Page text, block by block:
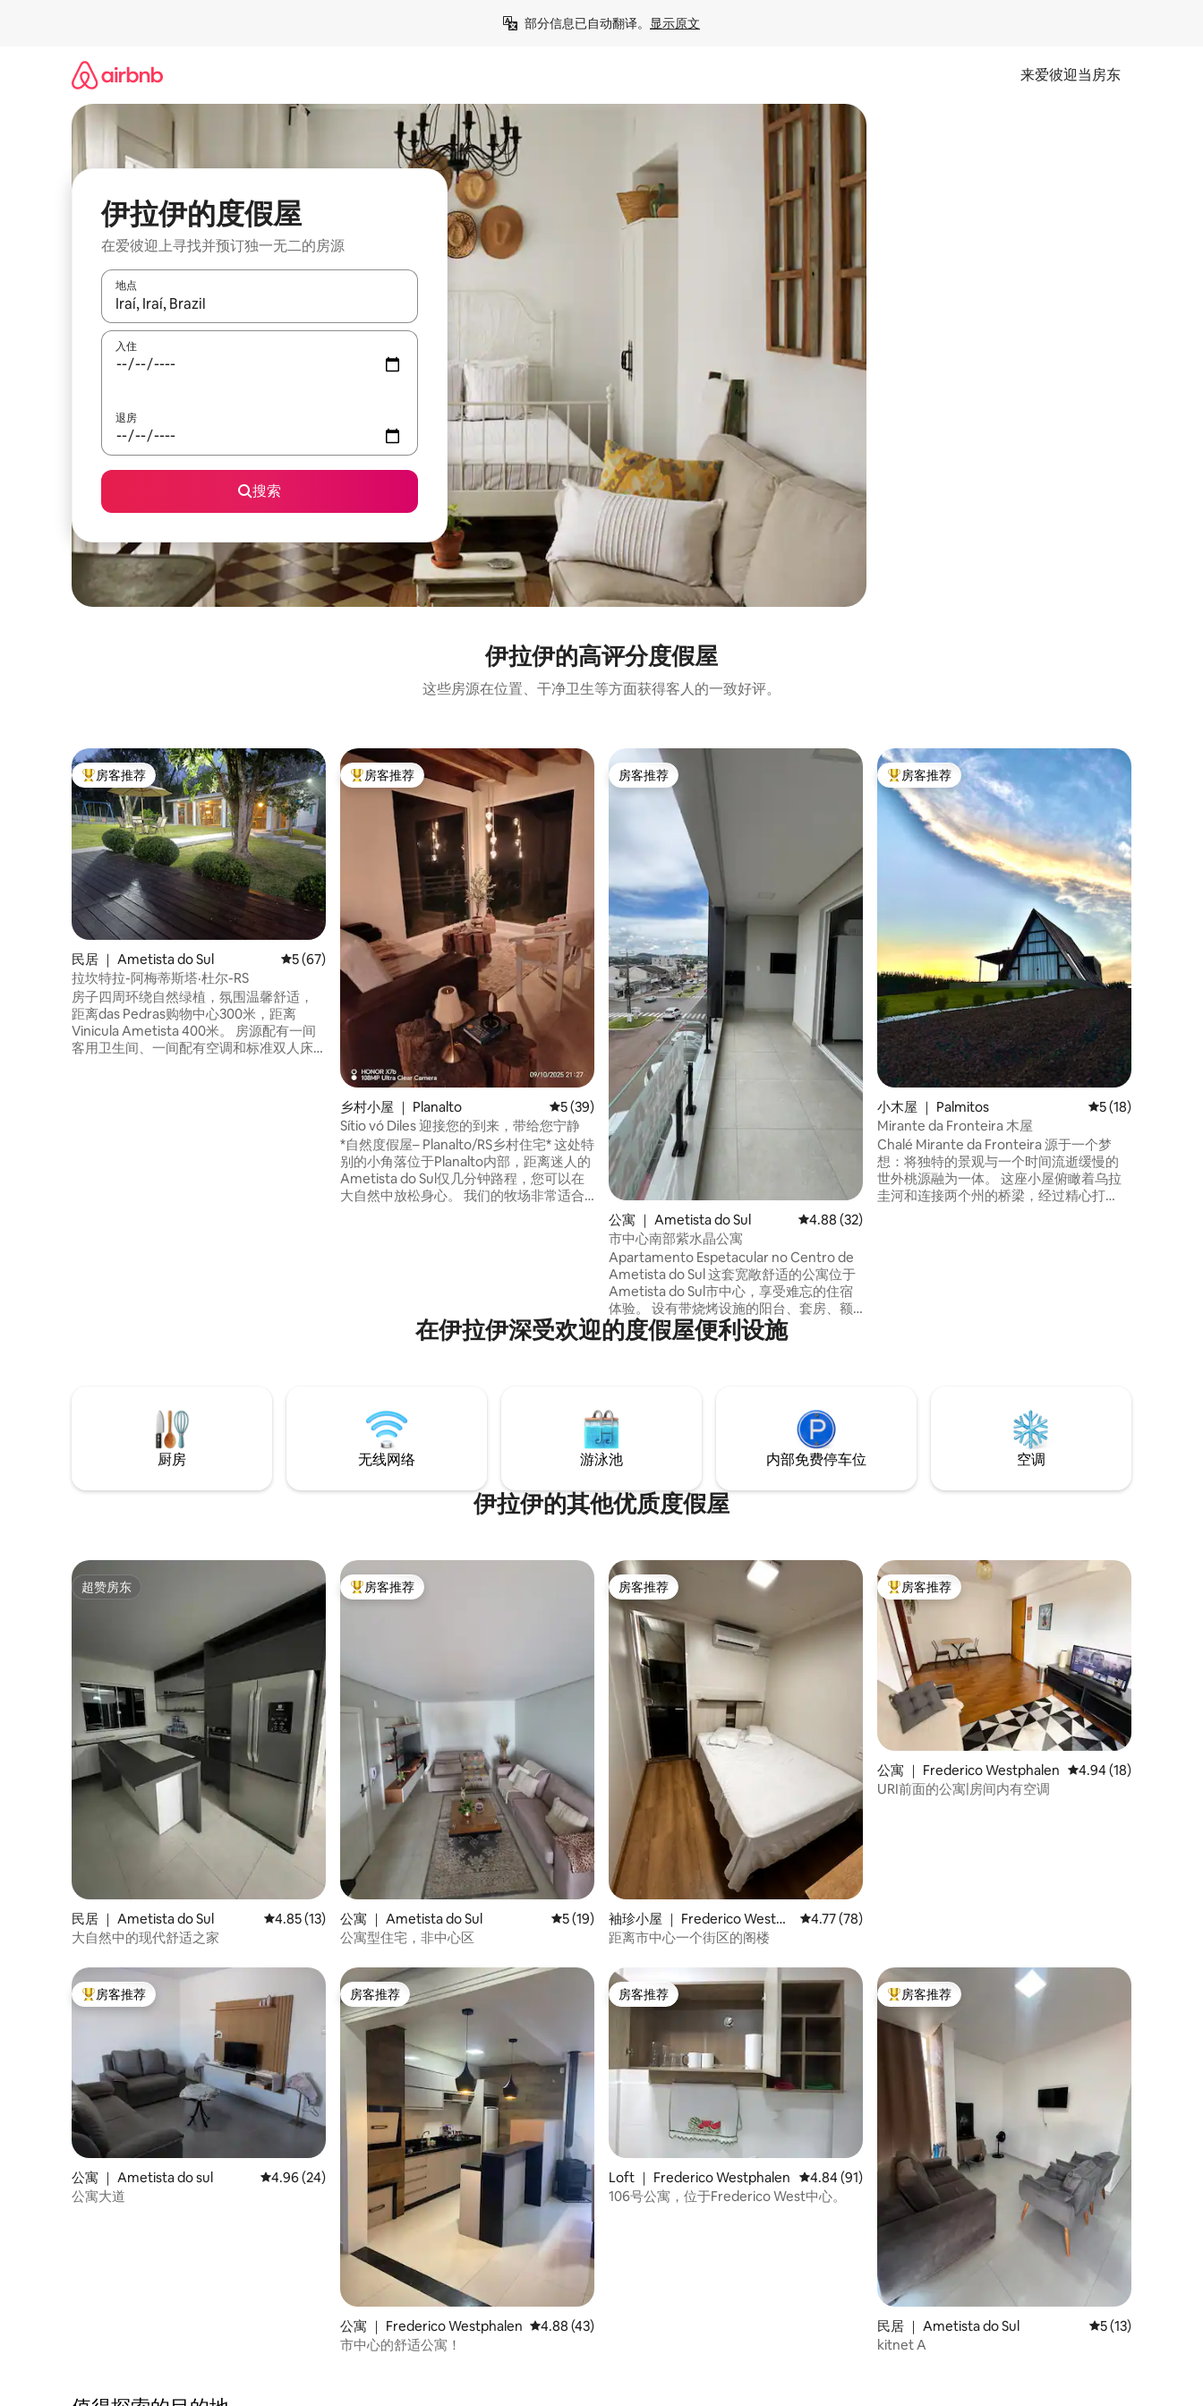
部分信息已自动翻译。 显示原文
来爱彼迎当房东
伊拉伊的度假屋
在爱彼迎上寻找并预订独一无二的房源
地点
如有搜索结果，请使用上下方向键查看，或通过点击或滑动手势浏览。
入住
退房
搜索
伊拉伊的高评分度假屋
这些房源在位置、干净卫生等方面获得客人的一致好评。
热门「房客推荐」
房客推荐
民居 ｜ Ametista do Sul 平均评分 5 分（满分 5 分），共 67 条评价
5 (67)
拉坎特拉-阿梅蒂斯塔·杜尔-RS
房子四周环绕自然绿植，氛围温馨舒适，
距离das Pedras购物中心300米，距离
Vinicula Ametista 400米。 房源配有一间
客用卫生间、一间配有空调和标准双人床
热门「房客推荐」
房客推荐
乡村小屋 ｜ Planalto 平均评分 5 分（满分 5 分），共 39 条评价
5 (39)
Sítio vó Diles 迎接您的到来，带给您宁静
*自然度假屋– Planalto/RS乡村住宅* 这处特
别的小角落位于Planalto内部，距离迷人的
Ametista do Sul仅几分钟路程，您可以在
大自然中放松身心。 我们的牧场非常适合
房客推荐
房客推荐
公寓 ｜ Ametista do Sul 平均评分 4.88 分（满分 5 分），共 32 条评价
4.88 (32)
市中心南部紫水晶公寓
Apartamento Espetacular no Centro de
Ametista do Sul 这套宽敞舒适的公寓位于
Ametista do Sul市中心，享受难忘的住宿
体验。 设有带烧烤设施的阳台、套房、额
外的卧室、社交浴室、一体化客厅和厨
房、电视、厨房和全套服务区。 适合家庭
热门「房客推荐」
房客推荐
小木屋 ｜ Palmitos 平均评分 5 分（满
5 (18)
Mirante da Fronteira 木屋
Chalé Mirante da Fronteira 源于一个梦
想：将独特的景观与一个时间流逝缓慢的
世外桃源融为一体。 这座小屋俯瞰着乌拉
圭河和连接两个州的桥梁，经过精心打
在伊拉伊深受欢迎的度假屋便利设施
厨房 无线网络 游泳池 内部免费停车位 空调
伊拉伊的其他优质度假屋
超赞房东
超赞房东
民居 ｜ Ametista do Sul 平均评分 4.85 分（满分 5 分），共 13 条评价
4.85 (13)
大自然中的现代舒适之家
热门「房客推荐」
房客推荐
公寓 ｜ Ametista do Sul 平均评分 5 分（满分 5 分），共 19 条评价
5 (19)
公寓型住宅，非中心区
房客推荐
房客推荐
袖珍小屋 ｜ Frederico Westph
alen
平均评分 4.77 分（满分 5 分），共 78 条评价
4.77 (78)
距离市中心一个街区的阁楼
热门「房客推荐」
房客推荐
公寓 ｜ Frederico Westphalen 平均评分 4.94 分（满
4.94 (18)
URI前面的公寓|房间内有空调
热门「房客推荐」
房客推荐
公寓 ｜ Ametista do sul 平均评分 4.96 分（满分 5 分），共 24 条评价
4.96 (24)
公寓大道
房客推荐
房客推荐
公寓 ｜ Frederico Westphalen 平均评分 4.88 分（满分 5 分），共 43 条评价
4.88 (43)
市中心的舒适公寓！
房客推荐
房客推荐
Loft ｜ Frederico Westphalen 平均评分 4.84 分（满分 5 分），共 91 条评价
4.84 (91)
106号公寓，位于Frederico West中心。
热门「房客推荐」
房客推荐
民居 ｜ Ametista do Sul 平均评分 5 分（满
5 (13)
kitnet A